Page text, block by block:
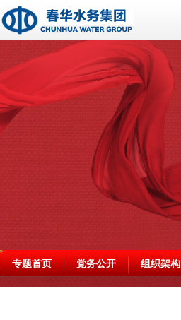
专题首页 党务公开 组织架构